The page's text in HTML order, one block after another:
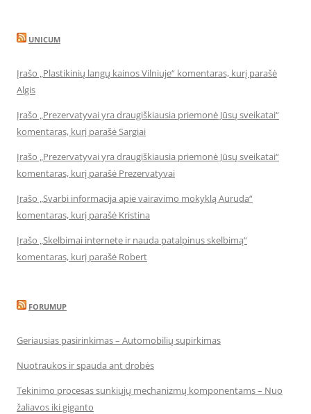
UNICUM
Įrašo „Plastikinių langų kainos Vilniuje“ komentaras, kurį parašė
Algis
Įrašo „Prezervatyvai yra draugiškiausia priemonė Jūsų sveikatai“
komentaras, kurį parašė Sargiai
Įrašo „Prezervatyvai yra draugiškiausia priemonė Jūsų sveikatai“
komentaras, kurį parašė Prezervatyvai
Įrašo „Svarbi informacija apie vairavimo mokyklą Auruda“
komentaras, kurį parašė Kristina
Įrašo „Skelbimai internete ir nauda patalpinus skelbimą“
komentaras, kurį parašė Robert
FORUMUP
Geriausias pasirinkimas – Automobilių supirkimas
Nuotraukos ir spauda ant drobės
Tekinimo procesas sunkiųjų mechanizmų komponentams – Nuo
žaliavos iki giganto